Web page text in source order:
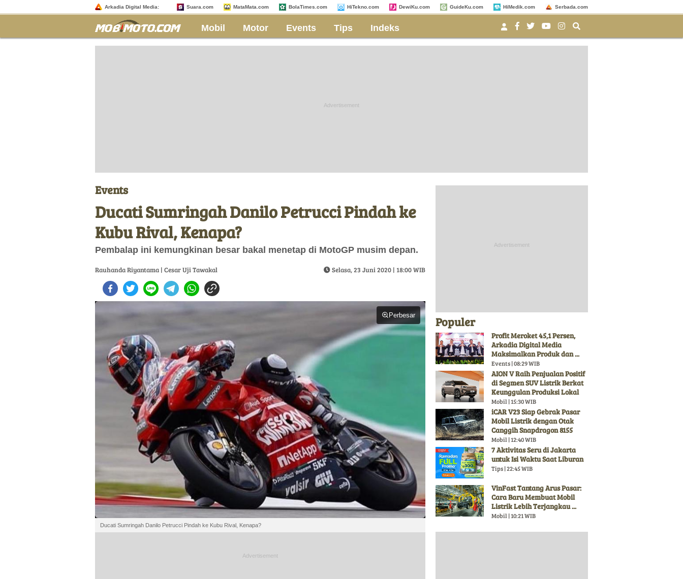
Arkadia Digital Media: Suara.com MataMata.com BolaTimes.com HiTekno.com DewiKu.com GuideKu.com HiMedik.com Serbada.com
Mobil Motor Events Tips Indeks
Events
Ducati Sumringah Danilo Petrucci Pindah ke
Kubu Rival, Kenapa?
Pembalap ini kemungkinan besar bakal menetap di MotoGP musim depan.
Rauhanda Riyantama | Cesar Uji Tawakal Selasa, 23 Juni 2020 | 18:00 WIB
Perbesar
Ducati Sumringah Danilo Petrucci Pindah ke Kubu Rival, Kenapa?
Populer
Profit Meroket 45,1 Persen,
Arkadia Digital Media
Maksimalkan Produk dan ...
Events | 08:29 WIB
AION V Raih Penjualan Positif
di Segmen SUV Listrik Berkat
Keunggulan Produksi Lokal
Mobil | 15:30 WIB
iCAR V23 Siap Gebrak Pasar
Mobil Listrik dengan Otak
Canggih Snapdragon 8155
Mobil | 12:40 WIB
7 Aktivitas Seru di Jakarta
untuk Isi Waktu Saat Liburan
Tips | 22:45 WIB
VinFast Tantang Arus Pasar:
Cara Baru Membuat Mobil
Listrik Lebih Terjangkau ...
Mobil | 10:21 WIB